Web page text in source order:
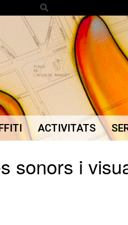
Search
Secondary
ACTIVITATS
sonors i